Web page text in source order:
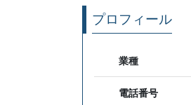
プロフィール
業種
電話番号